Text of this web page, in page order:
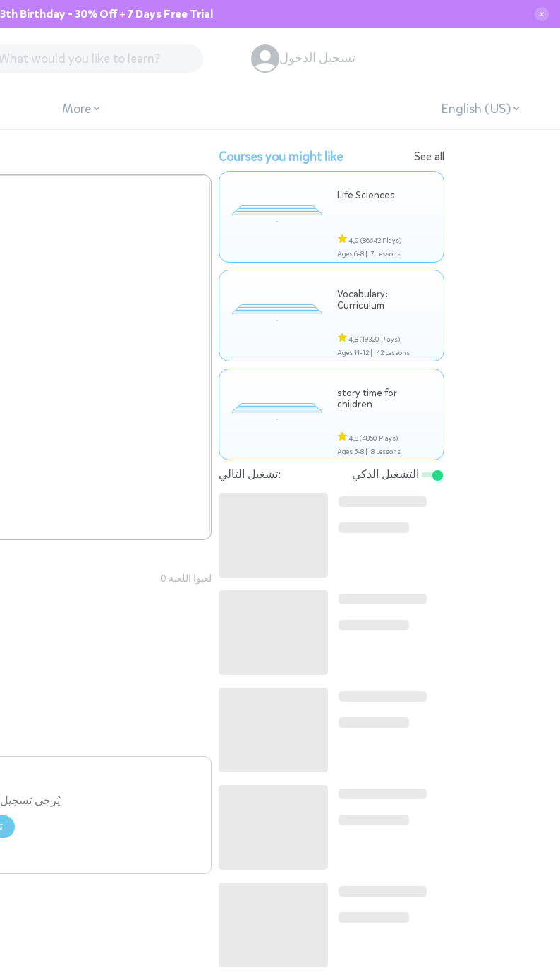
Birthday - 30% Off + 7 Days Free Trial ✕
تسجيل الدخول
More English (US)
0 لعبوا اللعبة
يُرجى تسجيل
Courses you might like See all
Life Sciences
4,0 (86642 Plays)
Ages 6-8 | 7 Lessons
Vocabulary:
Curriculum
4,8(19320 Plays)
Ages 11-12 | 42 Lessons
story time for
children
4,8(4850 Plays)
Ages 5-8 | 8 Lessons
تشغيل التالي: